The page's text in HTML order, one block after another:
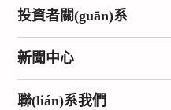
投資者關(guān)系
新聞中心
聯(lián)系我們